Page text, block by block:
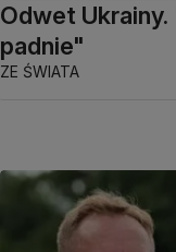
Odwet
padnie"
ZE ŚWIATA